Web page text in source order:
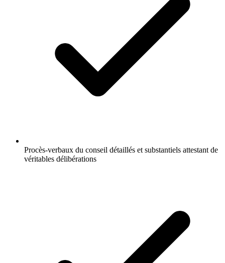
Procès-verbaux du conseil détaillés et substantiels attestant de
véritables délibérations